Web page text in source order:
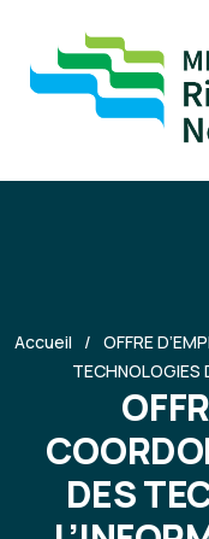
Accueil
OFFRE
TECHNOLOGIES
DES